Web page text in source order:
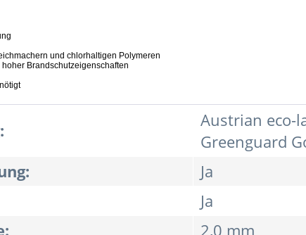
und chlorhaltigen Polymeren
Brandschutzeigenschaften
Austrian eco-
Greenguard
Ja
Ja
2,0 mm